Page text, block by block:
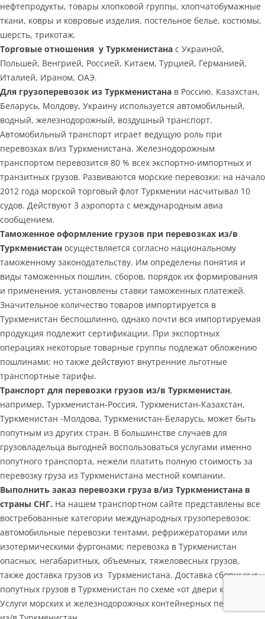
нефтепродукты, товары хлопковой группы, хлопчатобумажные
ткани, ковры и ковровые изделия, постельное белье, костюмы,
шерсть, трикотаж.
Торговые отношения у Туркменистана с Украиной,
Польшей, Венгрией, Россией, Китаем, Турцией, Германией,
Италией, Ираном, ОАЭ.
Для грузоперевозок из Туркменистана в Россию, Казахстан,
Беларусь, Молдову, Украину используется автомобильный,
водный, железнодорожный, воздушный транспорт.
Автомобильный транспорт играет ведущую роль при
перевозках в/из Туркменистана. Железнодорожным
транспортом перевозится 80 % всех экспортно-импортных и
транзитных грузов. Развиваются морские перевозки: на начало
2012 года морской торговый флот Туркмении насчитывал 10
судов. Действуют 3 аэропорта с международным авиа
сообщением.
Таможенное оформление грузов при перевозках из/в
Туркменистан осуществляется согласно национальному
таможенному законодательству. Им определены понятия и
виды таможенных пошлин, сборов, порядок их формирования
и применения, установлены ставки таможенных платежей.
Значительное количество товаров импортируется в
Туркменистан беспошлинно, однако почти вся импортируемая
продукция подлежит сертификации. При экспортных
операциях некоторые товарные группы подлежат обложению
пошлинами; но также действуют внутренние льготные
транспортные тарифы.
Транспорт для перевозки грузов из/в Туркменистан,
например, Туркменистан-Россия, Туркменистан-Казахстан,
Туркменистан -Молдова, Туркменистан-Беларусь, может быть
попутным из других стран. В большинстве случаев для
грузовладельца выгодней воспользоваться услугами именно
попутного транспорта, нежели платить полную стоимость за
перевозку груза из Туркменистана местной компании.
Выполнить заказ перевозки груза в/из Туркменистана в
страны СНГ. На нашем транспортном сайте представлены все
востребованные категории международных грузоперевозок:
автомобильные перевозки тентами, рефрижераторами или
изотермическими фургонами; перевозка в Туркменистан
опасных, негабаритных, объемных, тяжеловесных грузов,
также доставка грузов из Туркменистана. Доставка сборных и
попутных грузов в Туркменистан по схеме «от двери к двери».
Услуги морских и железнодорожных контейнерных перевозок